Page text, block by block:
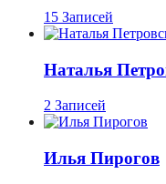
15 Записей
Наталья
2 Записей
Илья Пирогов